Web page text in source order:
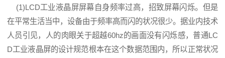
(1)LCD工业液晶屏屏幕自身频率过高，招致屏幕闪烁。但是
在平常生活当中，设备由于频率高而闪的状况很少。据业内技术
人员引见，人的肉眼关于超越60hz的画面没有闪烁感，普通LC
D工业液晶屏的设计规范根本在这个数据范围内，所以正常状况